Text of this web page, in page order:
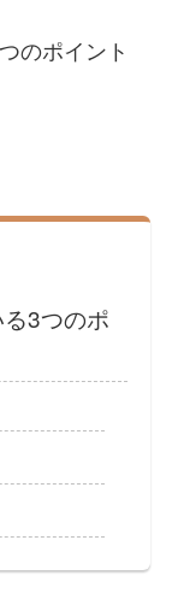
のポイント
3つのポ